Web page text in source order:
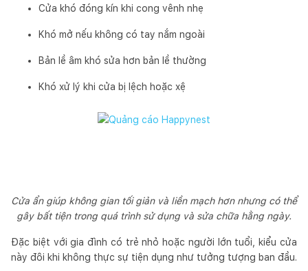
Cửa khó đóng kín khi cong vênh nhẹ
Khó mở nếu không có tay nắm ngoài
Bản lề âm khó sửa hơn bản lề thường
Khó xử lý khi cửa bị lệch hoặc xệ
Cửa ẩn giúp không gian tối giản và liền mạch hơn nhưng có thể
gây bất tiện trong quá trình sử dụng và sửa chữa hằng ngày.
Đặc biệt với gia đình có trẻ nhỏ hoặc người lớn tuổi, kiểu cửa
này đôi khi không thực sự tiện dụng như tưởng tượng ban đầu.